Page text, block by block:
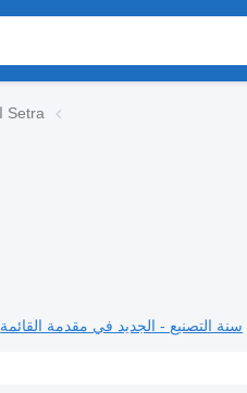
الحافلات ذات الطابقين Setra
سنة التصنيع - الجديد في مقدمة القائمة